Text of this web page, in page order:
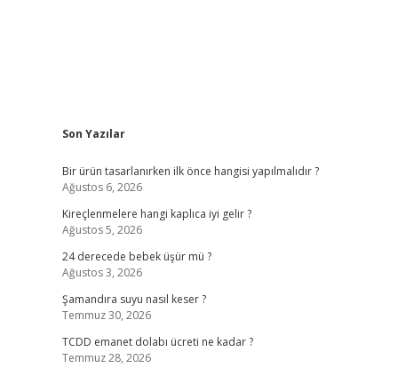
Sidebar
Son Yazılar
Bir ürün tasarlanırken ilk önce hangisi yapılmalıdır ?
Ağustos 6, 2026
Kireçlenmelere hangi kaplıca iyi gelir ?
Ağustos 5, 2026
24 derecede bebek üşür mü ?
Ağustos 3, 2026
Şamandıra suyu nasıl keser ?
Temmuz 30, 2026
TCDD emanet dolabı ücreti ne kadar ?
Temmuz 28, 2026